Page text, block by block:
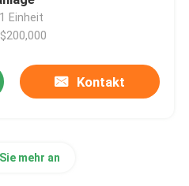
von Holzpellets
Einheit
Kontakt
mehr an